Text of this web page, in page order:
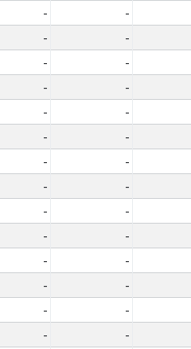
- -
- -
- -
- -
- -
- -
- -
- -
- -
- -
- -
- -
- -
- -